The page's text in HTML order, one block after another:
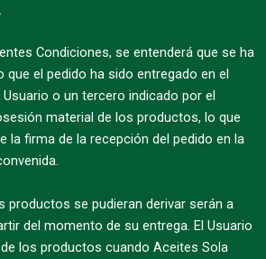
Condiciones, se entenderá que se ha
que el pedido ha sido entregado en el
o un tercero indicado por el
material de los productos, lo que
la firma de la recepción del pedido en la
productos se pudieran derivar serán a
del momento de su entrega. El Usuario
los productos cuando Aceites Sola